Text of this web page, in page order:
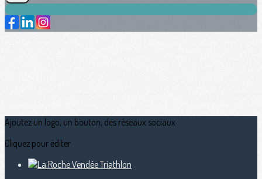
Ajoutez un logo, un bouton, des réseaux sociaux
Cliquez pour éditer